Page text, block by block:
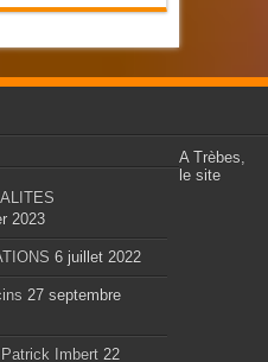
2023
6 juillet 2022
27 septembre
Imbert 22
A Trèbes,
le site